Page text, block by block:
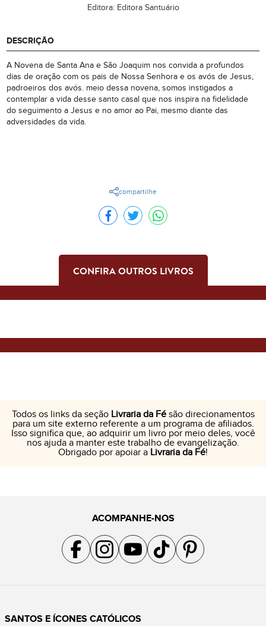
Editora: Editora Santuário
DESCRIÇÃO
A Novena de Santa Ana e São Joaquim nos convida a profundos
dias de oração com os pais de Nossa Senhora e os avós de Jesus,
padroeiros dos avós. meio dessa novena, somos instigados a
contemplar a vida desse santo casal que nos inspira na fidelidade
do seguimento a Jesus e no amor ao Pai, mesmo diante das
adversidades da vida.
compartilhe
CONFIRA OUTROS LIVROS
Todos os links da seção Livraria da Fésão direcionamentos
para um site externo referente a um programa de afiliados.
Isso significa que, ao adquirir um livro por meio deles, você
nos ajuda a manter este trabalho de evangelização.
Obrigado por apoiar a Livraria da Fé!
ACOMPANHE-NOS
Acompanhe a gente no Facebook
Acompanhe a gente no Instagram
Acompanhe a gente no YouTube
Acompanhe a gente no TikTok
Acompanhe a gente no
SANTOS E ÍCONES CATÓLICOS